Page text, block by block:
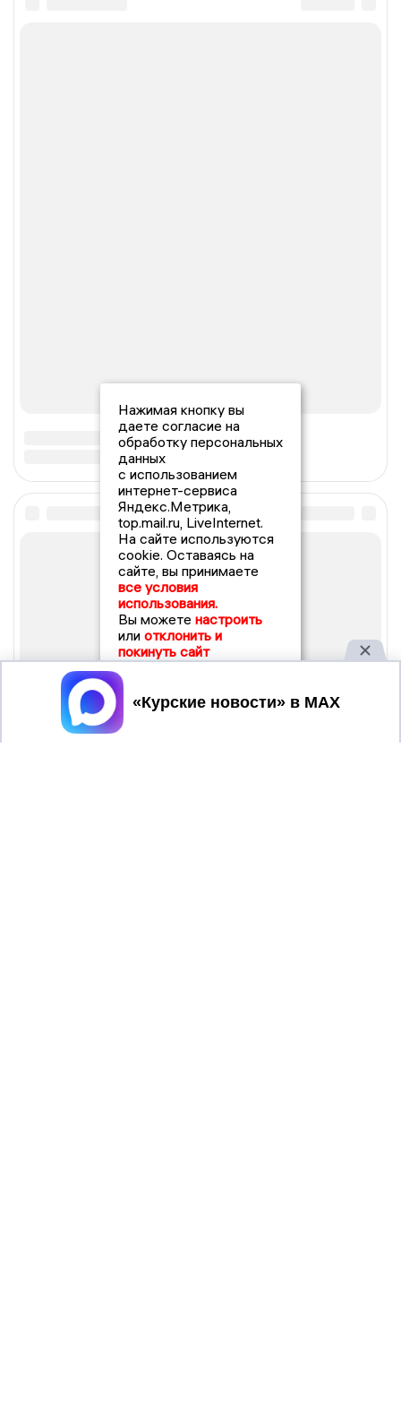
Нажимая кнопку вы
даете согласие на
обработку персональных
данных
с использованием
интернет-сервиса
Яндекс.Метрика,
top.mail.ru, LiveInternet.
На сайте используются
cookie. Оставаясь на
сайте, вы принимаете
все условия
использования.
Вы можете настроить
или отклонить и
покинуть сайт
Принять